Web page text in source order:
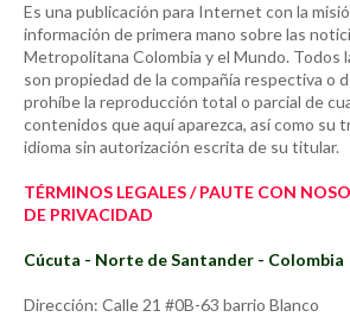
Es una publicación para Internet con la
información de primera mano sobre las
Metropolitana Colombia y el Mundo. Todos
son propiedad de la compañía respectiva o
prohíbe la reproducción total o parcial de
contenidos que aquí aparezca, así como su
idioma sin autorización escrita de su titular.
TÉRMINOS LEGALES / PAUTE CON
DE PRIVACIDAD
Cúcuta - Norte de Santander - Colombia
Dirección: Calle 21 #0B-63 barrio Blanco